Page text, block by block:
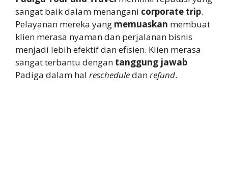
sangat baik dalam menangani corporate trip.
Pelayanan mereka yang memuaskan membuat
klien merasa nyaman dan perjalanan bisnis
menjadi lebih efektif dan efisien. Klien merasa
sangat terbantu dengan tanggung jawab
Padiga dalam hal rescheduledanrefund.